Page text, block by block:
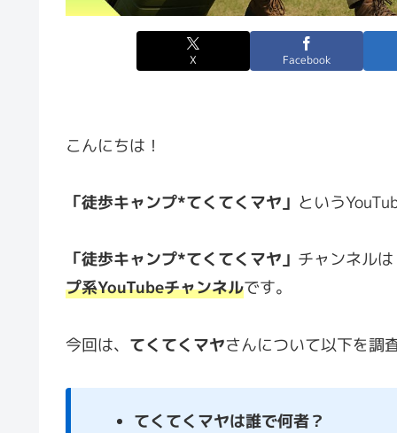
X Facebook
こんにちは！
「徒歩キャンプ*てくてくマヤ」 という
「徒歩キャンプ*てくてくマヤ」 チャンネルは
プ系YouTubeチャンネルです。
今回は、 てくてくマヤさんについて以下を調
てくてくマヤは誰で何者？